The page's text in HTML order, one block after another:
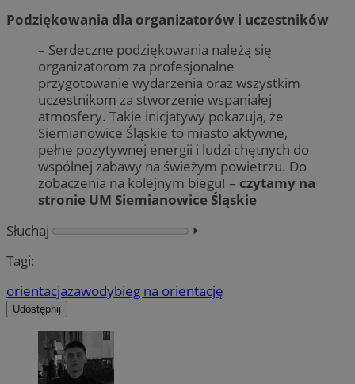
Podziękowania dla organizatorów i uczestników
– Serdeczne podziękowania należą się
organizatorom za profesjonalne
przygotowanie wydarzenia oraz wszystkim
uczestnikom za stworzenie wspaniałej
atmosfery. Takie inicjatywy pokazują, że
Siemianowice Śląskie to miasto aktywne,
pełne pozytywnej energii i ludzi chętnych do
wspólnej zabawy na świeżym powietrzu. Do
zobaczenia na kolejnym biegu! – czytamy na
stronie UM Siemianowice Śląskie
Słuchaj
⏵︎
Tagi:
orientacjazawodybieg na orientację
Udostępnij